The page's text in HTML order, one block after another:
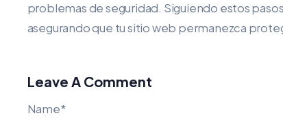
problemas de seguridad. Siguiendo estos
asegurando que tu sitio web permanezca
Leave A Comment
Name*